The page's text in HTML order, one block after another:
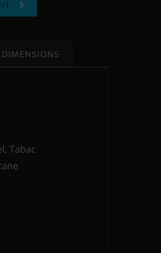
DIMENSIONS
Tabac